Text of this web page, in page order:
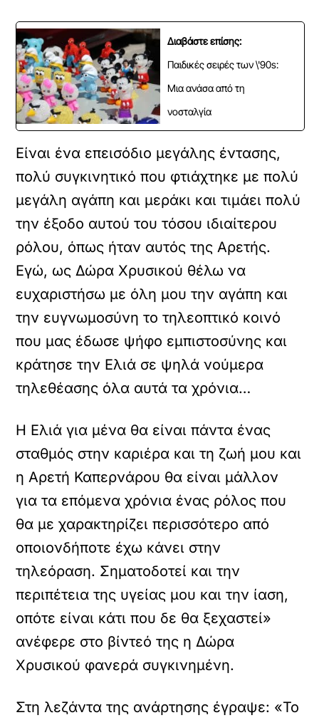
Διαβάστε επίσης:
Παιδικές σειρές των \'90s:
Μια ανάσα από τη
νοσταλγία
Είναι ένα επεισόδιο μεγάλης έντασης,
πολύ συγκινητικό που φτιάχτηκε με πολύ
μεγάλη αγάπη και μεράκι και τιμάει πολύ
την έξοδο αυτού του τόσου ιδιαίτερου
ρόλου, όπως ήταν αυτός της Αρετής.
Εγώ, ως Δώρα Χρυσικού θέλω να
ευχαριστήσω με όλη μου την αγάπη και
την ευγνωμοσύνη το τηλεοπτικό κοινό
που μας έδωσε ψήφο εμπιστοσύνης και
κράτησε την Ελιά σε ψηλά νούμερα
τηλεθέασης όλα αυτά τα χρόνια…
Η Ελιά για μένα θα είναι πάντα ένας
σταθμός στην καριέρα και τη ζωή μου και
η Αρετή Καπερνάρου θα είναι μάλλον
για τα επόμενα χρόνια ένας ρόλος που
θα με χαρακτηρίζει περισσότερο από
οποιονδήποτε έχω κάνει στην
τηλεόραση. Σηματοδοτεί και την
περιπέτεια της υγείας μου και την ίαση,
οπότε είναι κάτι που δε θα ξεχαστεί»
ανέφερε στο βίντεό της η Δώρα
Χρυσικού φανερά συγκινημένη.
Στη λεζάντα της ανάρτησης έγραψε: «Το